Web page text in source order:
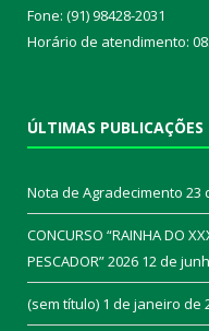
Fone: (91) 98428-2031
Horário de atendimento:
ÚLTIMAS PUBLICAÇÕES
Nota de Agradecimento 23
CONCURSO “RAINHA DO
PESCADOR” 2026 12 de
(sem título) 1 de janeiro de